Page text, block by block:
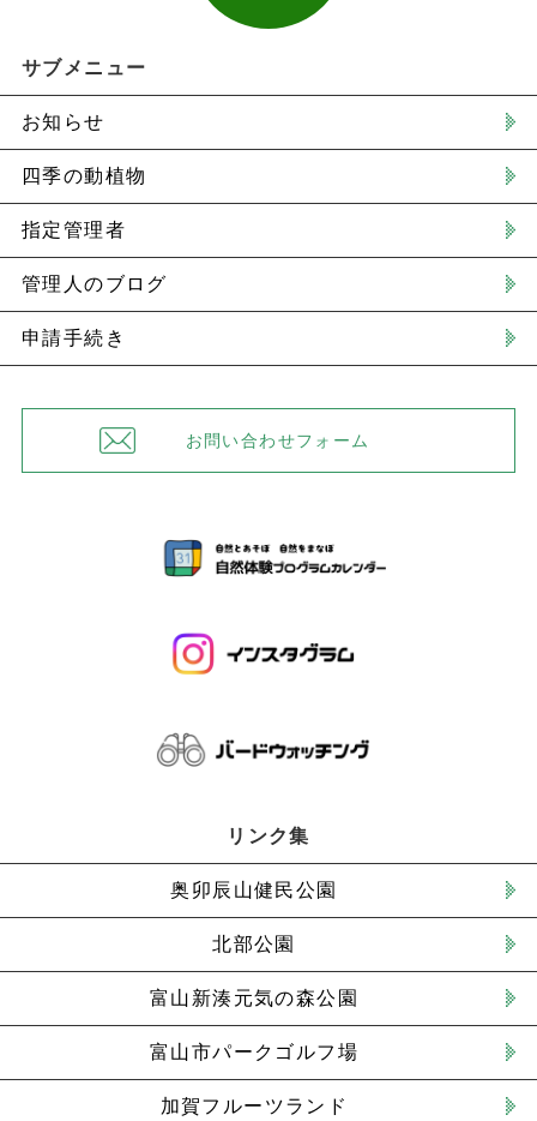
サブメニュー
お知らせ
四季の動植物
指定管理者
管理人のブログ
申請手続き
お問い合わせフォーム
リンク集
奥卯辰山健民公園
北部公園
富山新湊元気の森公園
富山市パークゴルフ場
加賀フルーツランド